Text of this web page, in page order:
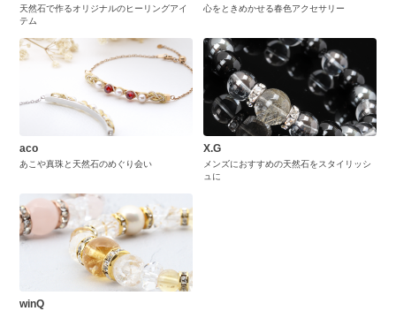
天然石で作るオリジナルのヒーリングアイ
テム
心をときめかせる春色アクセサリー
aco
あこや真珠と天然石のめぐり会い
X.G
メンズにおすすめの天然石をスタイリッシ
ュに
winQ